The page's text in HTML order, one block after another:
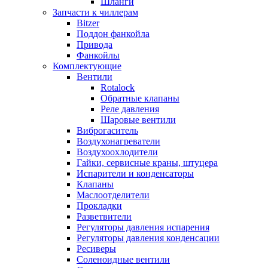
Запчасти к чиллерам
Bitzer
Поддон фанкойла
Привода
Фанкойлы
Комплектующие
Вентили
Rotalock
Обратные клапаны
Реле давления
Шаровые вентили
Виброгаситель
Воздухонагреватели
Воздухоохлодители
Гайки, сервисные краны, штуцера
Испарители и конденсаторы
Клапаны
Маслоотделители
Прокладки
Разветвители
Регуляторы давления испарения
Регуляторы давления конденсации
Ресиверы
Соленоидные вентили